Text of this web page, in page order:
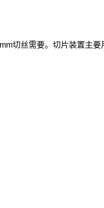
切丝需要。切片装置主